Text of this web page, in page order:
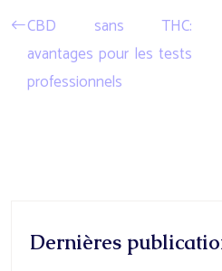
CBD sans THC:
avantages pour les tests
professionnels
Dernières